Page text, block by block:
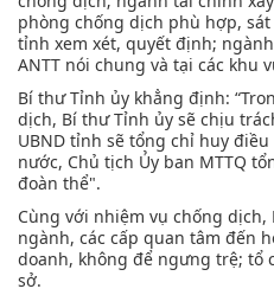
phòng chống dịch phù hợp,
tỉnh xem xét, quyết định;
ANTT nói chung và tại các khu
Bí thư Tỉnh ủy khẳng định:
dịch, Bí thư Tỉnh ủy sẽ chịu
UBND tỉnh sẽ tổng chỉ huy
nước, Chủ tịch Ủy ban MTTQ
đoàn thể".
Cùng với nhiệm vụ chống
ngành, các cấp quan tâm đến
doanh, không để ngưng trệ; tổ
sở.